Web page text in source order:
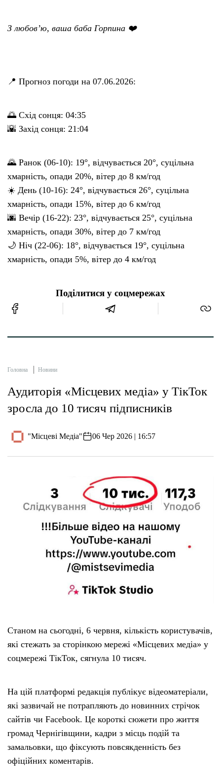
З любов’ю, ваша баба Горпина ❤️
📍 Прогноз погоди на 07.06.2026:
🌅 Схід сонця: 04:35
🌇 Захід сонця: 21:04
🌄 Ранок (06-10): 19°, відчувається 20°, суцільна
хмарність, опади 20%, вітер до 8 км/год
☀️ День (10-16): 24°, відчувається 26°, суцільна
хмарність, опади 15%, вітер до 6 км/год
🌆 Вечір (16-22): 23°, відчувається 25°, суцільна
хмарність, опади 30%, вітер до 7 км/год
🌙 Ніч (22-06): 18°, відчувається 19°, суцільна
хмарність, опади 5%, вітер до 4 км/год
Поділитися у соцмережах
Головна Новини
Аудиторія «Місцевих медіа» у ТікТок
зросла до 10 тисяч підписників
"Місцеві Медіа" 06 Чер 2026 | 16:57
Станом на сьогодні, 6 червня, кількість користувачів,
які стежать за сторінкою мережі «Місцевих медіа» у
соцмережі ТікТок, сягнула 10 тисяч.
На цій платформі редакція публікує відеоматеріали,
які зазвичай не потрапляють до новинних стрічок
сайтів чи Facebook. Це короткі сюжети про життя
громад Чернігівщини, кадри з місць подій та
замальовки, що фіксують повсякденність без
офіційних коментарів.